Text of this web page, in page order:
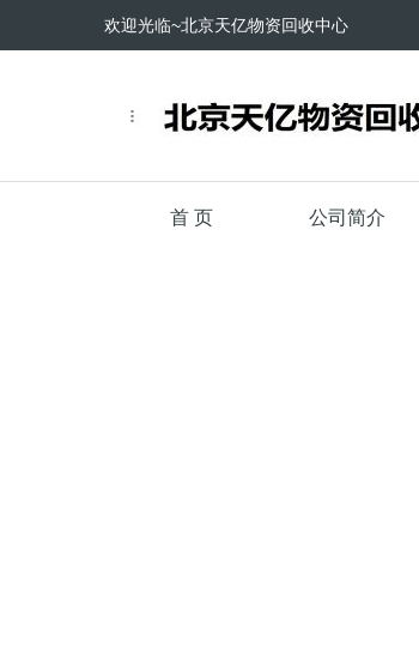
欢迎光临~北京天亿物资回收中心
首 页 公司简介